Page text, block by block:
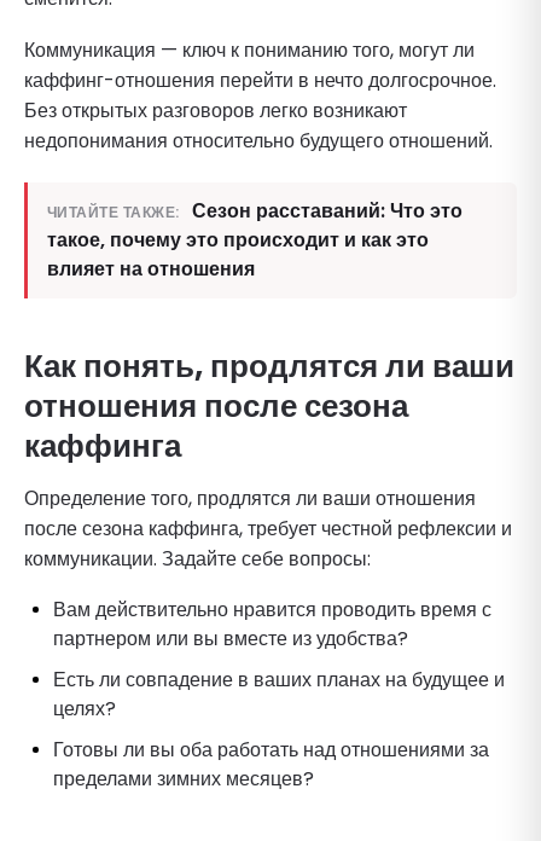
Коммуникация — ключ к пониманию того, могут ли
каффинг-отношения перейти в нечто долгосрочное.
Без открытых разговоров легко возникают
недопонимания относительно будущего отношений.
ЧИТАЙТЕ ТАКЖЕ:
Сезон расставаний: Что это
такое, почему это происходит и как это
влияет на отношения
Как понять, продлятся ли ваши
отношения после сезона
каффинга
Определение того, продлятся ли ваши отношения
после сезона каффинга, требует честной рефлексии и
коммуникации. Задайте себе вопросы:
Вам действительно нравится проводить время с
партнером или вы вместе из удобства?
Есть ли совпадение в ваших планах на будущее и
целях?
Готовы ли вы оба работать над отношениями за
пределами зимних месяцев?